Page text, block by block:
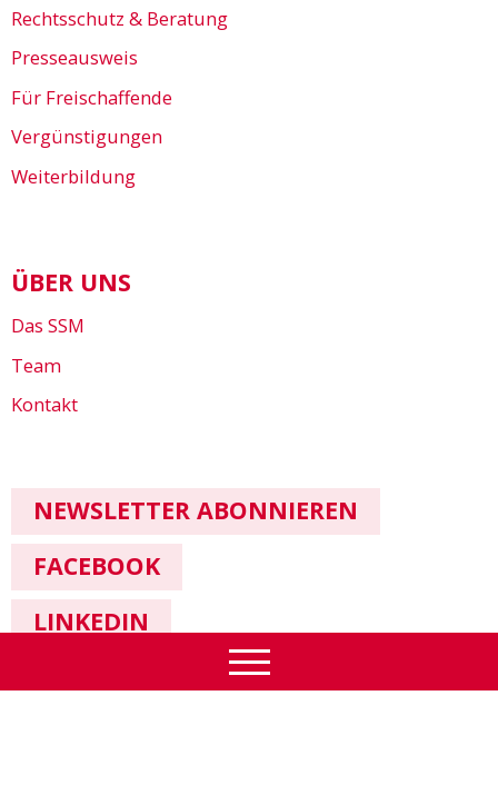
Rechtsschutz & Beratung
Presseausweis
Für Freischaffende
Vergünstigungen
Weiterbildung
ÜBER UNS
Das SSM
Team
Kontakt
NEWSLETTER ABONNIEREN
FACEBOOK
LINKEDIN